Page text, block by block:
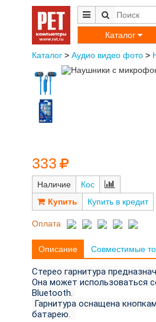
Каталог
Каталог> Аудио видео фото>
333
Наличие
Кос
Купить в кредит
Оплата
Описание Совместимые
Стерео гарнитура
Она может использоваться
Bluetooth.
Гарнитура оснащена
батарею.